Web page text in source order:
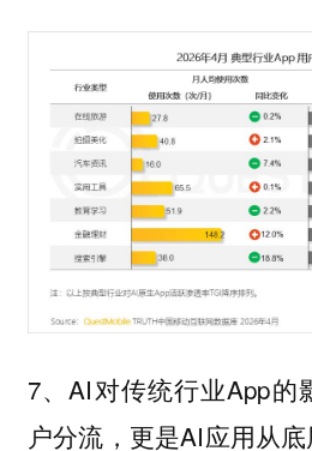
7、AI对传统行业App的
户分流，更是AI应用从